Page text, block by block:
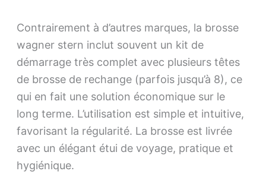
Contrairement à d’autres marques, la brosse
wagner stern inclut souvent un kit de
démarrage très complet avec plusieurs têtes
de brosse de rechange (parfois jusqu’à 8), ce
qui en fait une solution économique sur le
long terme. L’utilisation est simple et intuitive,
favorisant la régularité. La brosse est livrée
avec un élégant étui de voyage, pratique et
hygiénique.